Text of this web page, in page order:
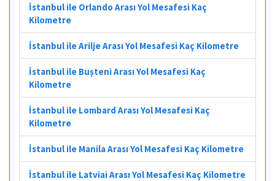
İstanbul ile Orlando Arası Yol Mesafesi Kaç
Kilometre
İstanbul ile Arilje Arası Yol Mesafesi Kaç Kilometre
İstanbul ile Bușteni Arası Yol Mesafesi Kaç
Kilometre
İstanbul ile Lombard Arası Yol Mesafesi Kaç
Kilometre
İstanbul ile Manila Arası Yol Mesafesi Kaç Kilometre
İstanbul ile Latviai Arası Yol Mesafesi Kaç Kilometre